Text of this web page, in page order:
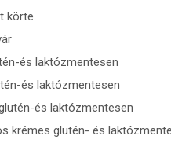
körte
és laktózmentesen
és laktózmentesen
és laktózmentesen
krémes glutén- és